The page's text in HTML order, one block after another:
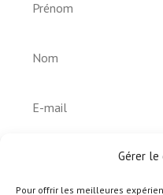
Gérer le
Pour offrir les meilleures